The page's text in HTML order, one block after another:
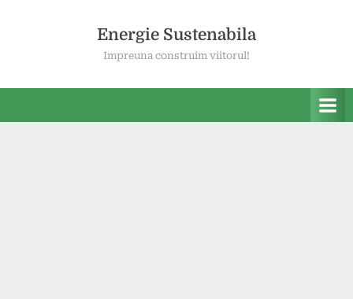
Energie Sustenabila
Impreuna construim viitorul!